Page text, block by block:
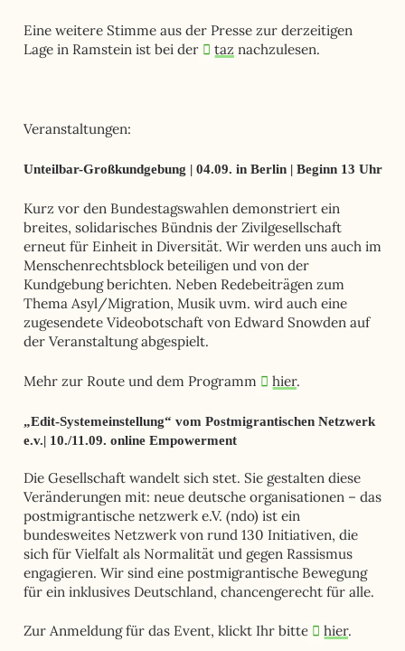
Eine weitere Stimme aus der Presse zur derzeitigen
Lage in Ramstein ist bei der
taz nachzulesen.
Veranstaltungen:
Unteilbar-Großkundgebung | 04.09. in Berlin | Beginn 13 Uhr
Kurz vor den Bundestagswahlen demonstriert ein
breites, solidarisches Bündnis der Zivilgesellschaft
erneut für Einheit in Diversität. Wir werden uns auch im
Menschenrechtsblock beteiligen und von der
Kundgebung berichten. Neben Redebeiträgen zum
Thema Asyl/Migration, Musik uvm. wird auch eine
zugesendete Videobotschaft von Edward Snowden auf
der Veranstaltung abgespielt.
Mehr zur Route und dem Programm hier.
„Edit-Systemeinstellung“ vom Postmigrantischen Netzwerk
e.v.| 10./11.09. online Empowerment
Die Gesellschaft wandelt sich stet. Sie gestalten diese
Veränderungen mit: neue deutsche organisationen – das
postmigrantische netzwerk e.V. (ndo) ist ein
bundesweites Netzwerk von rund 130 Initiativen, die
sich für Vielfalt als Normalität und gegen Rassismus
engagieren. Wir sind eine postmigrantische Bewegung
für ein inklusives Deutschland, chancengerecht für alle.
Zur Anmeldung für das Event, klickt Ihr bitte hier.